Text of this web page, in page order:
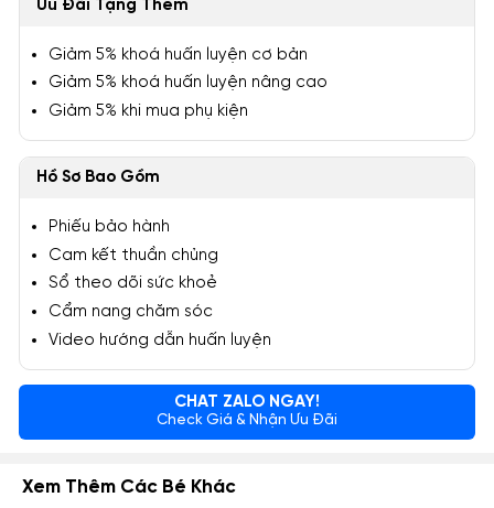
Ưu Đãi Tặng Thêm
Giảm 5% khoá huấn luyện cơ bản
Giảm 5% khoá huấn luyện nâng cao
Giảm 5% khi mua phụ kiện
Hồ Sơ Bao Gồm
Phiếu bảo hành
Cam kết thuần chủng
Sổ theo dõi sức khoẻ
Cẩm nang chăm sóc
Video hướng dẫn huấn luyện
CHAT ZALO NGAY!
Check Giá & Nhận Ưu Đãi
Xem Thêm Các Bé Khác